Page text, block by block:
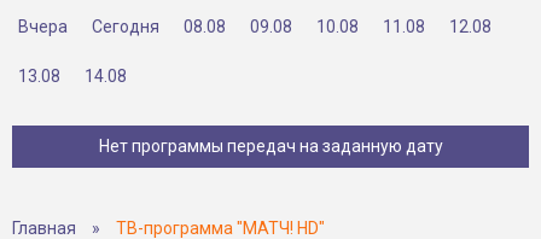
Вчера Сегодня 08.08 09.08 10.08 11.08 12.08
13.08 14.08
Нет программы передач на заданную дату
Главная » ТВ-программа "МАТЧ! HD"